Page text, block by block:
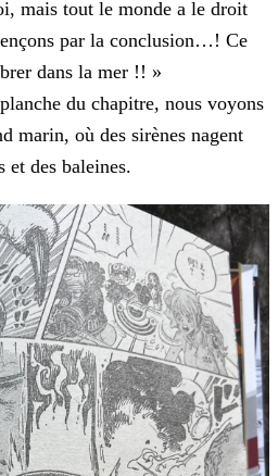
mais tout le monde a le droit
par la conclusion…! Ce
dans la mer !! »
du chapitre, nous voyons
marin, où des sirènes nagent
et des baleines.